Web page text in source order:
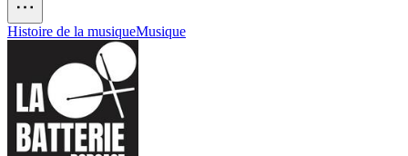
Histoire de la musiqueMusique